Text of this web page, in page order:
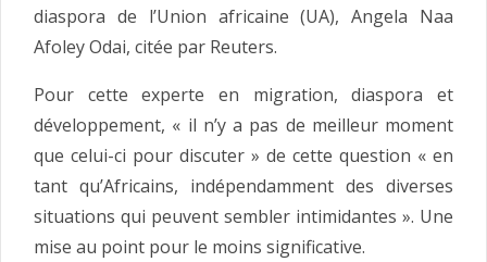
diaspora de l’Union africaine (UA), Angela Naa
Afoley Odai, citée par Reuters.
Pour cette experte en migration, diaspora et
développement, « il n’y a pas de meilleur moment
que celui-ci pour discuter » de cette question « en
tant qu’Africains, indépendamment des diverses
situations qui peuvent sembler intimidantes ». Une
mise au point pour le moins significative.